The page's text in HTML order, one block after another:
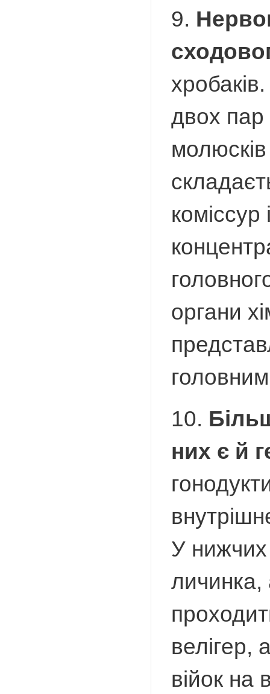
9.
двох пар
коміссур
органи
головним
10.
них є й
У нижчих
личинка,
велігер,
війок на